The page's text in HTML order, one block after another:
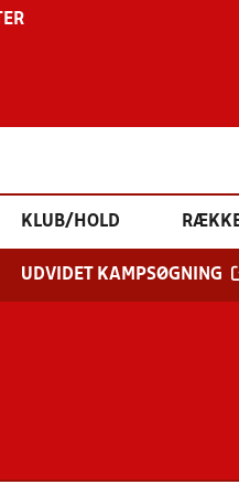
KLUB/HOLD
UDVIDET KAMPSØGNING